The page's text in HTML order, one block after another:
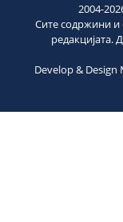
2004-
Сите содржини и
Develop & Design